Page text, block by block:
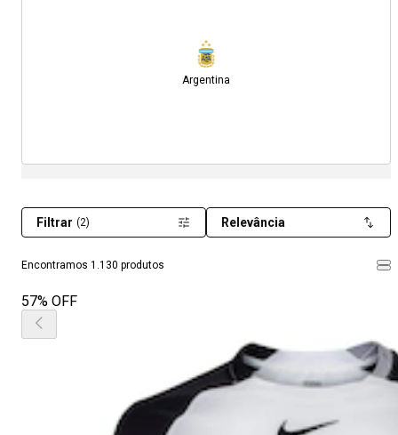
Argentina
Encontramos 1.130 produtos
Filtrar (2) Relevância
57% OFF